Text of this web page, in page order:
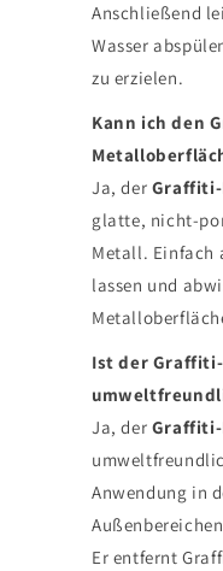
Anschließend
Wasser
zu erzielen.
Kann ich den
Ja, der
glatte, nicht-
Metall. Einfach
lassen und
Ist der
Ja, der
Anwendung in
Er entfernt